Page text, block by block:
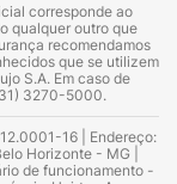
corresponde ao
qualquer outro que
recomendamos
que se utilizem
S.A. Em caso de
3270-5000.
16 | Endereço:
Horizonte - MG |
de funcionamento -